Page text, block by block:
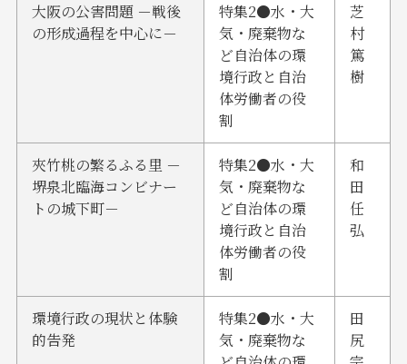
大阪の公害問題 －戦後
の形成過程を中心に－
特集2●水・大
気・廃棄物な
ど自治体の環
境行政と自治
体労働者の役
割
芝
村
篤
樹
夾竹桃の繁るふる里 －
堺泉北臨海コンビナー
トの城下町－
特集2●水・大
気・廃棄物な
ど自治体の環
境行政と自治
体労働者の役
割
和
田
任
弘
環境行政の現状と体験
的告発
特集2●水・大
気・廃棄物な
田
尻